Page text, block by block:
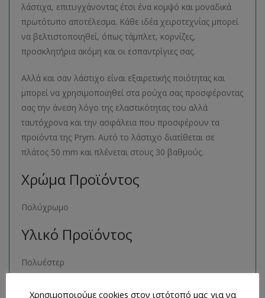
λάστιχα, επιτυγχάνοντας έτσι ένα κομψό και μοναδικά
πρωτότυπο αποτέλεσμα. Κάθε ιδέα χειροτεχνίας μπορεί
να βελτιστοποιηθεί, όπως τάμπλετ, κορνίζες,
προσκλητήρια ακόμη και οι εσπαντρίγιες σας.
Αλλά και σαν λάστιχο είναι εξαιρετικής ποιότητας και
μπορεί να χρησιμοποιηθεί στα ρούχα σας προσφέροντας
σας την άνεση λόγο της ελαστικότητας του αλλά
ταυτόχρονα και την ασφάλεια που προσφέρουν τα
προϊόντα της Prym. Αυτό το λάστιχο διατίθεται σε
πλάτος 50 mm και πλένεται στους 30 βαθμούς.
Χρώμα Προϊόντος
Πολύχρωμο
Υλικό Προϊόντος
Πολυέστερ
Μέγεθος Προϊόντος
Χρησιμοποιούμε cookies στον ιστότοπό μας για να